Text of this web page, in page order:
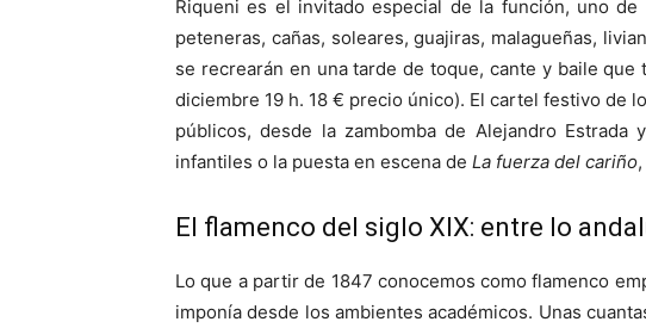
Riqueni es el invitado especial de la función, uno
peteneras, cañas, soleares, guajiras, malagueñas,
se recrearán en una tarde de toque, cante y baile
diciembre 19 h. 18 € precio único). El cartel festivo de
públicos, desde la zambomba de Alejandro
infantiles o la puesta en escena de La fuerza del cariño
El flamenco del siglo XIX: entre lo
Lo que a partir de 1847 conocemos como flamenco
imponía desde los ambientes académicos. Unas